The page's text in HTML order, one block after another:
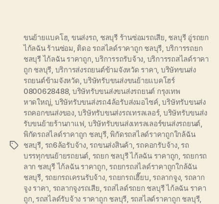
Tags
ขนย้ายแบคโฮ ขนส่งรถ ชลบุรี ร้านซ่อมรถเสีย ชลบุรี อู่รถยก
ไก้ลฉัน ร้านซ่อม ติดอ รถสไลด์ราคาถูก ชลบุรี บริการรถยก
ชลบุรี ไก้ลฉัน ราคาถูก ,บริการรถรับจ้าง บริการรถสไลด์ราคา
ถูก ชลบุรี บริการส่งรถยนต์ข้ามจังหวัด ราคา บริษัทขนส่ง
รถยนต์ข้ามจังหวัด ,บริษัทรับขนส่งขนย้ายแบคโฮร์
0800628488, บริษัทรับขนส่งขนส่งรถยนต์ กรุงเทพ
หาดใหญ่ บริษัทรับขนส่งรถ4ล้อรับส่งมอไซค์,บริษัทรับขนส่ง
รถคอกขนส่งของ,บริษัทรับขนส่งรถเทรลเลอร์, บริษัทรับขนส่ง
รับขนย้ายร้านกาแฟ บริษัทรับขนส่งเทรลเลอร์ขนส่งรถยนต์
พิกัดรถสไลด์ราคาถูก ชลบุรี,พิกัดรถสไลด์ราคาถูกใกล้ฉัน
ชลบุรี รถ6ล้อรับจ้าง, รถขนส่งสินค้า รถคอกรับจ้าง, รถ
บรรทุกขนย้ายรถยนต์ รถยก ชลบุรี ไก้ลฉัน ราคาถูก รถยกรถ
ลาก ชลบุรี ไก้ลฉัน ราคาถูก รถยกรถสไลด์ราคาถูกใกล้ฉัน
ชลบุรี รถยกรถเครนรับจ้าง, รถยกรถเฮี๊ยบ รถลากจูง, รถลาก
จูง ราคา รถลากจูงรถเสีย รถสไลด์รถยก ชลบุรี ไก้ลฉัน ราคา
ถูก รถสไลด์รับจ้าง ราคาถูก ชลบุรี รถสไลด์ราคาถูก ชลบุรี,